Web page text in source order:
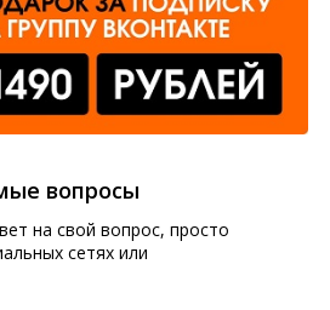
вопросы
на свой вопрос, просто
сетях или